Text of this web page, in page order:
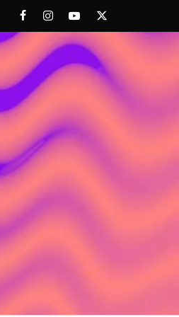
FacebookInstagramYoutubeTwitter